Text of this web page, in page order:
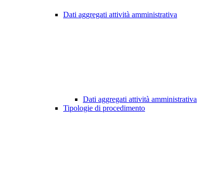
Dati aggregati attività amministrativa
Dati aggregati attività amministrativa
Tipologie di procedimento